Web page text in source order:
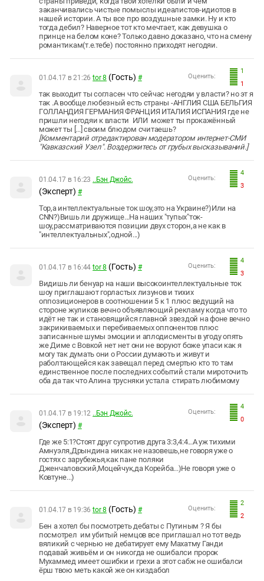
заканчивались чистые помыслы идеалистов-идиотов в
нашей истории. А ты все про воздушные замки. Ну и кто
тогда дебил? Наверное тот кто мечтает, как девушка о
принце на белом коне? Только давно доказано, что на смену
романтикам(т.е.тебе) постоянно приходят негодяи.
1
1
Оценить:
01.04.17 в 21:26 tor 8 (Гость) #
так выходит ты согласен что сейчас негодяи у власти? но эт я
так .А вообще любезный есть страны -АНГЛИЯ США БЕЛЬГИЯ
ГОЛЛАНДИЯ ГЕРМАНИЯ ФРАНЦИЯ ИТАЛИЯ ИСПАНИЯ где не
пришли негодяи к власти ИЛИ может ты прокажённый
может ты [...] своим блюдом считаешь?
[Комментарий отредактирован модератором интернет-СМИ
"Кавказский Узел". Воздержитесь от грубых высказываний.]
4
3
Оценить:
01.04.17 в 16:23 ..Бэн Джойс.
(Эксперт) #
Тор,а интеллектуальные ток шоу,это на Украине?)Или на
СNN?)Вишь ли дружище...На наших "тупых"ток-
шоу,рассматриваются позиции двух сторон,а не как в
"интеллектуальных",одной...)
4
3
Оценить:
01.04.17 в 16:44 tor 8 (Гость) #
Видишь ли бенуар на наши высокоинтеллектуальные ток
шоу приглашают горластых лизунов и тихих
оппозиционеров в соотношении 5 к 1 плюс ведущий на
стороне жуликов вечно объявляющий рекламу когда что то
идёт не так и становящийся главной звездой на фоне вечно
закрикиваемых и перебиваемых оппонентов плюс
записанные шумы эмоции и аплодисменты в угоду опять
же Диме с Вовкой нет нет они не воруют боже упаси как я
могу так думать они о России думають и живут и
раболтающейся как завещал перед смертью кто то там
единственное после последних событий стали мироточить
оба да так что Алина трусняки устала стирать любимому
4
0
Оценить:
01.04.17 в 19:12 ..Бэн Джойс.
(Эксперт) #
Где же 5:1?Стоят друг супротив друга 3:3,4:4...А уж тихими
Амнуэля,Дрындина никак не назовешь,не говоря уже о
гостях с зарубежья,как пане поляки
Дженчаловский,Моцейчук,да Корейба...)Не говоря уже о
Ковтуне...)
2
2
Оценить:
01.04.17 в 19:36 tor 8 (Гость) #
Бен а хотел бы посмотреть дебаты с Путиным ? Я бы
посмотрел им убитый немцов все приглашал но тот ведь
вяликий с чернью не дебатирует ему Махатму Ганди
подавай живьём и он никогда не ошибалси пророк
Мухаммед имеет ошибки и грехи а этот сабж не ошибалси
ёрш твою меть какой же он киздабол